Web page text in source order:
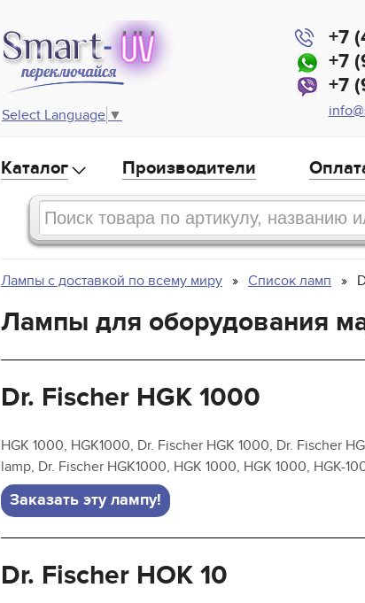
Select Language ▼
+7
+7
+7
Каталог Производители
Лампы с доставкой по всему миру Список ламп
Лампы для оборудования
Dr. Fischer HGK 1000
HGK 1000, HGK1000, Dr. Fischer HGK 1000, Dr. Fischer
lamp, Dr. Fischer HGK1000, HGK 1000, HGK 1000, HGK-
Заказать эту лампу!
Dr. Fischer HOK 10